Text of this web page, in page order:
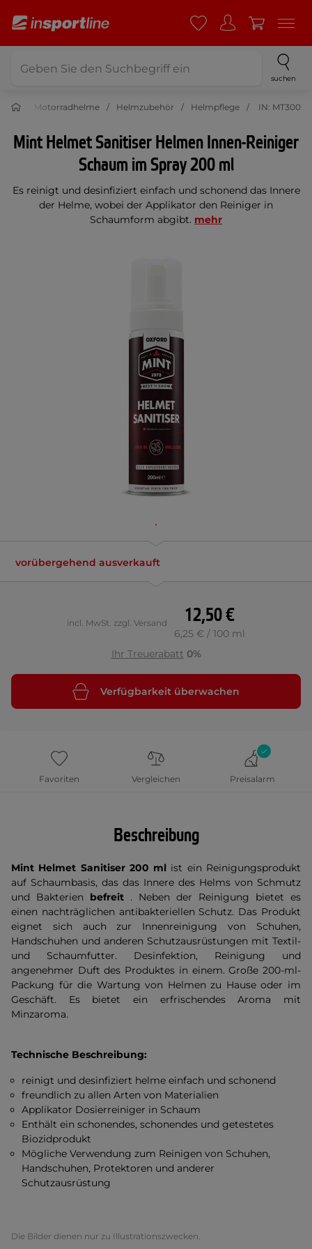
suchen
Motorradhelme Helmzubehör Helmpflege IN: MT300
Mint Helmet Sanitiser Helmen Innen-Reiniger
Schaum im Spray 200 ml
Es reinigt und desinfiziert einfach und schonend das Innere
der Helme, wobei der Applikator den Reiniger in
Schaumform abgibt. mehr
vorübergehend ausverkauft
12,50 €
6,25 € / 100 ml
incl. MwSt. zzgl. Versand
Ihr Treuerabatt 0%
Verfügbarkeit überwachen
Favoriten Vergleichen Preisalarm
Beschreibung
Mint Helmet Sanitiser 200 ml ist ein Reinigungsprodukt
auf Schaumbasis, das das Innere des Helms von Schmutz
und Bakterien befreit . Neben der Reinigung bietet es
einen nachträglichen antibakteriellen Schutz. Das Produkt
eignet sich auch zur Innenreinigung von Schuhen,
Handschuhen und anderen Schutzausrüstungen mit Textil-
und Schaumfutter. Desinfektion, Reinigung und
angenehmer Duft des Produktes in einem. Große 200-ml-
Packung für die Wartung von Helmen zu Hause oder im
Geschäft. Es bietet ein erfrischendes Aroma mit
Minzaroma.
Technische Beschreibung:
reinigt und desinfiziert helme einfach und schonend
freundlich zu allen Arten von Materialien
Applikator Dosierreiniger in Schaum
Enthält ein schonendes, schonendes und getestetes
Biozidprodukt
Mögliche Verwendung zum Reinigen von Schuhen,
Handschuhen, Protektoren und anderer
Schutzausrüstung
Die Bilder dienen nur zu Illustrationszwecken.